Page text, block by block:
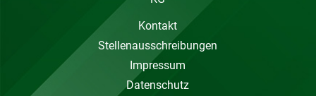
Kontakt
Stellenausschreibungen
Impressum
Datenschutz